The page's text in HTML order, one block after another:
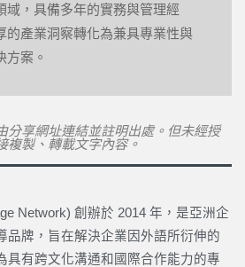
域，具備多年的實務與管理經
的產業洞察轉化為兼具專業性與
方案。
分享網址連結並註明出處。但未經授
複製、轉載文字內容。
Network) 創辦於 2014 年，是亞洲企
品牌，旨在解決企業因外語所衍伸的
具有跨文化溝通和國際合作能力的專